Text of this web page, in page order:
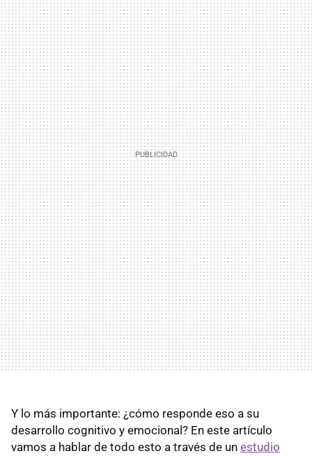
Y lo más importante: ¿cómo responde eso a su
desarrollo cognitivo y emocional? En este artículo
vamos a hablar de todo esto a través de un estudio